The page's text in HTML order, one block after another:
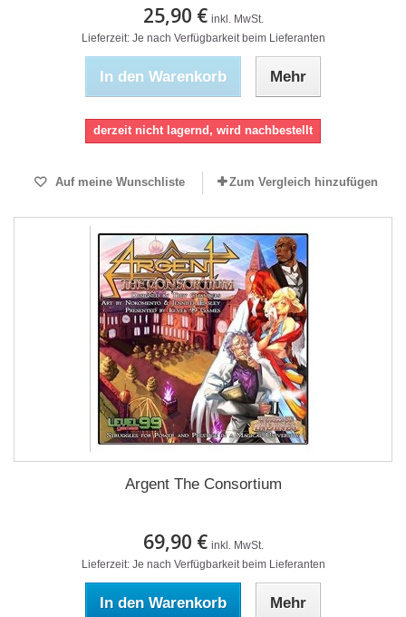
25,90 € inkl. MwSt.
Lieferzeit: Je nach Verfügbarkeit beim Lieferanten
In den Warenkorb Mehr
derzeit nicht lagernd, wird nachbestellt
Auf meine Wunschliste Zum Vergleich hinzufügen
Argent The Consortium
69,90 € inkl. MwSt.
Lieferzeit: Je nach Verfügbarkeit beim Lieferanten
In den Warenkorb Mehr